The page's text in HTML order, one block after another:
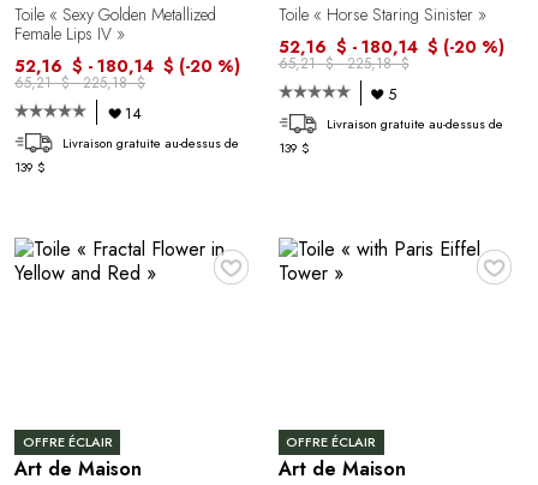
Toile « Sexy Golden Metallized
Female Lips IV »
52,16 $ - 180,14 $ (-20 %)
65,21 $ - 225,18 $
14
Livraison gratuite au-dessus de
139 $
Toile « Horse Staring Sinister »
52,16 $ - 180,14 $ (-20 %)
65,21 $ - 225,18 $
5
Livraison gratuite au-dessus de
139 $
♥
OFFRE ÉCLAIR
Art de Maison
♥
OFFRE ÉCLAIR
Art de Maison